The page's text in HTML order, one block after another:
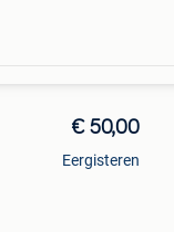
€ 50,00
Eergisteren